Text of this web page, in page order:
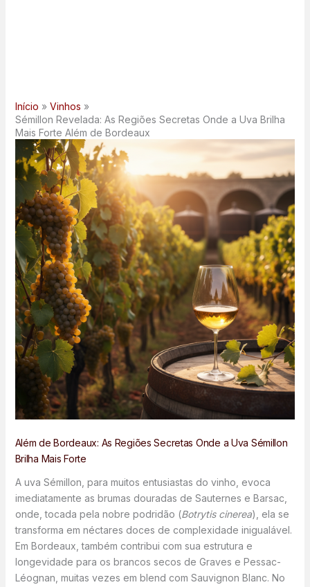
Início
Vinhos
Sémillon Revelada: As Regiões Secretas Onde a Uva Brilha
Mais Forte Além de Bordeaux
Além de Bordeaux: As Regiões Secretas Onde a Uva Sémillon
Brilha Mais Forte
A uva Sémillon, para muitos entusiastas do vinho, evoca
imediatamente as brumas douradas de Sauternes e Barsac,
onde, tocada pela nobre podridão (Botrytis cinerea), ela se
transforma em néctares doces de complexidade inigualável.
Em Bordeaux, também contribui com sua estrutura e
longevidade para os brancos secos de Graves e Pessac-
Léognan, muitas vezes em blend com Sauvignon Blanc. No